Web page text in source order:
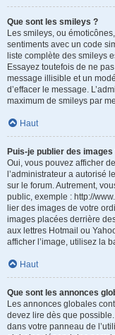
Que sont les smileys ?
Les smileys, ou
sentiments avec un code
liste complète des smileys
Essayez toutefois de ne
message illisible et un
d’effacer le message.
maximum de smileys par
Haut
Puis-je publier des images
Oui, vous pouvez afficher
l’administrateur a autorisé
sur le forum. Autrement,
public, exemple : http://
lier des images de votre
images placées derrière
aux lettres Hotmail ou
afficher l’image, utilisez la
Haut
Que sont les annonces
Les annonces globales
devez lire dès que
dans votre panneau de